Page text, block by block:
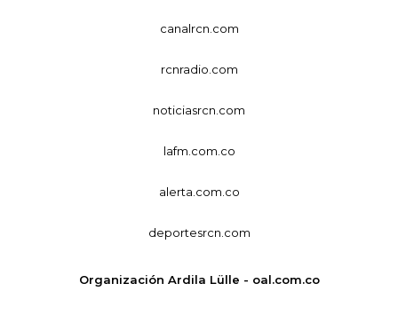
canalrcn.com
rcnradio.com
noticiasrcn.com
lafm.com.co
alerta.com.co
deportesrcn.com
Organización Ardila Lülle - oal.com.co